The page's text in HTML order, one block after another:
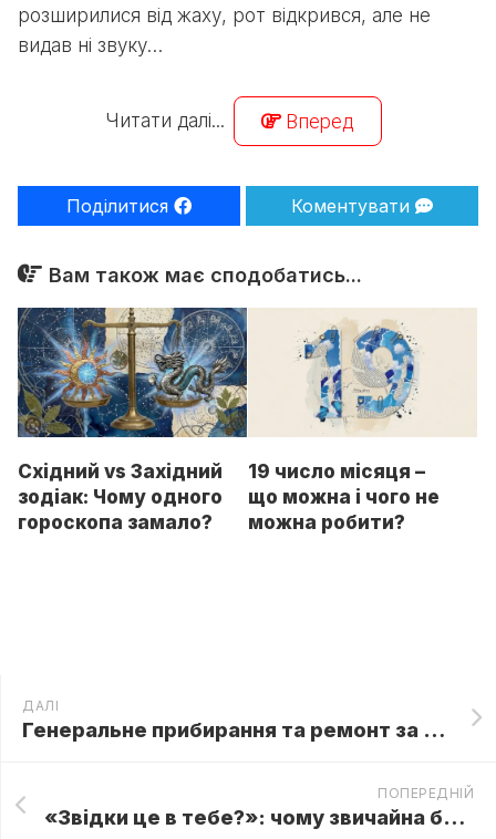
розширилися від жаху, рот відкрився, але не
видав ні звуку…
Читати далі... Вперед
Поділитися Коментувати
Вам також має сподобатись...
Східний vs Західний
зодіак: Чому одного
гороскопа замало?
19 число місяця –
що можна і чого не
можна робити?
ДАЛІ
Генеральне прибирання та ремонт за місячним календарем: Щоб чистота трималася вічно
ПОПЕРЕДНІЙ
«Звідки це в тебе?»: чому звичайна брошка в руках дитини позбавила Андрія дару мови